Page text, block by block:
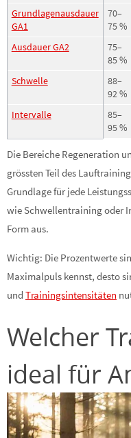
Grundlagenausdauer
GA1
70–
75 %
Ausdauer GA2
75–
85 %
Schwelle
88–
92 %
Intervalle
85–
95 %
Die Bereiche Regeneration
grössten Teil des
Grundlage für jede
wie Schwellentraining oder
Form aus.
Wichtig: Die Prozentwerte
Maximalpuls kennst, desto
und Trainingsintensitäten
Welcher
ideal für